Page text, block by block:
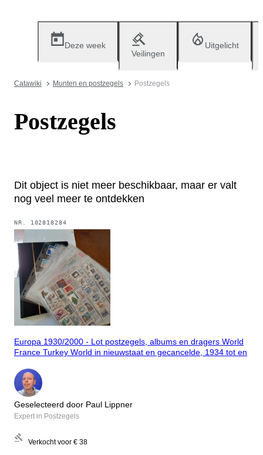
Deze week
Veilingen
Uitgelicht
Catawiki Munten en postzegels Postzegels
Postzegels
Dit object is niet meer beschikbaar, maar er valt
nog veel meer te ontdekken
NR. 102818284
Europa 1930/2000 - Lot postzegels, albums en dragers World
France Turkey World in nieuwstaat en gecancelde, 1934 tot en
Geselecteerd door Paul Lippner
Expert in Postzegels
Verkocht voor € 38